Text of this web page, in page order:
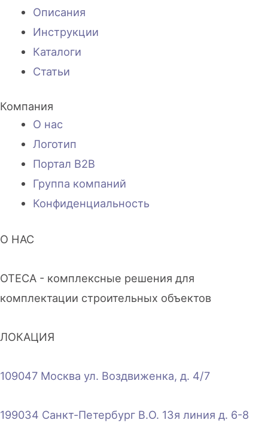
Описания
Инструкции
Каталоги
Статьи
Компания
О нас
Логотип
Портал B2B
Группа компаний
Конфиденциальность
О НАС
OTECA - комплексные решения для
комплектации строительных объектов
ЛОКАЦИЯ
109047 Москва ул. Воздвиженка, д. 4/7
199034 Санкт-Петербург В.О. 13я линия д. 6-8